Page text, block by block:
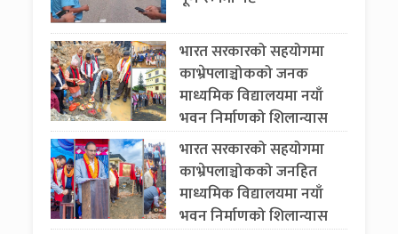
भारत सरकारको सहयोगमा
काभ्रेपलाञ्चोकको जनक
माध्यमिक विद्यालयमा नयाँ
भवन निर्माणको शिलान्यास
भारत सरकारको सहयोगमा
काभ्रेपलाञ्चोकको जनहित
माध्यमिक विद्यालयमा नयाँ
भवन निर्माणको शिलान्यास